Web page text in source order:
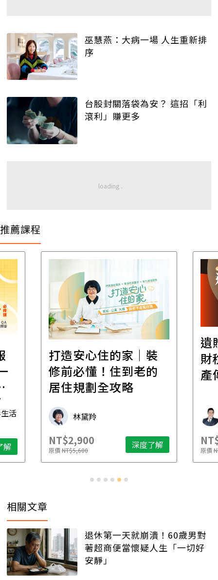
巫慧燕：大病一場 人生重新排
序
台股封關落袋為安？ 這招「利
滾利」賺更多
推薦課程
活
解
打造安心住的家｜裝
修前必懂！住到老的
居住規劃全攻略
林黛羚
NT$2,900
原價NT$5,600 深度了解
遺
財
產
原價
相關文章
退休第一天就崩潰！60歲男對
著超商便當懷疑人生「一切好
安靜」